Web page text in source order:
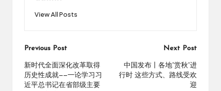
View All Posts
Post
navigation
Previous Post
新时代全面深化改革取得
历史性成就——一论学习习
近平总书记在省部级主要
Next Post
中国发布丨各地“赏秋”进
行时 这些方式、路线受欢
迎